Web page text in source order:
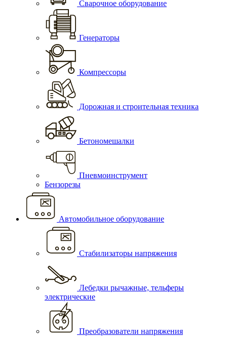
Сварочное оборудование
Генераторы
Компрессоры
Дорожная и строительная техника
Бетономешалки
Пневмоинструмент
Бензорезы
Автомобильное оборудование
Стабилизаторы напряжения
Лебедки рычажные, тельферы
электрические
Преобразователи напряжения